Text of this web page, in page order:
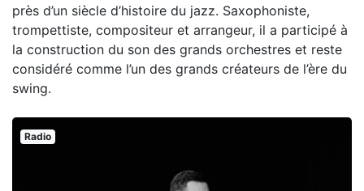
près d’un siècle d’histoire du jazz. Saxophoniste,
trompettiste, compositeur et arrangeur, il a participé à
la construction du son des grands orchestres et reste
considéré comme l’un des grands créateurs de l’ère du
swing.
Radio